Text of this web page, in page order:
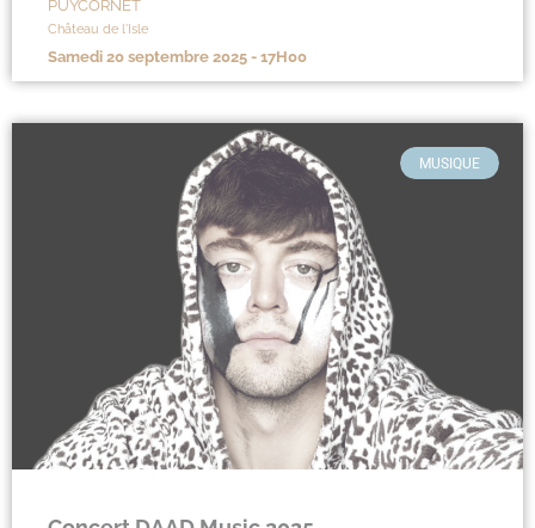
PUYCORNET
Château de l'Isle
samedi 20 septembre 2025 - 17H00
MUSIQUE